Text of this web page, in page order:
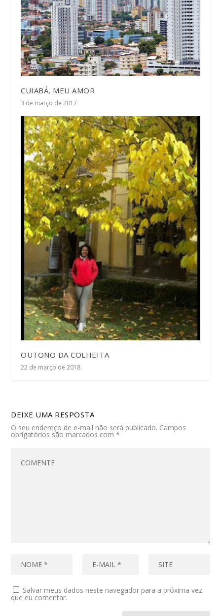
CUIABÁ, MEU AMOR
3 de março de 2017
OUTONO DA COLHEITA
22 de março de 2018
DEIXE UMA RESPOSTA
O seu endereço de e-mail não será publicado. Campos
obrigatórios são marcados com*
Salvar meus dados neste navegador para a próxima vez
que eu comentar.